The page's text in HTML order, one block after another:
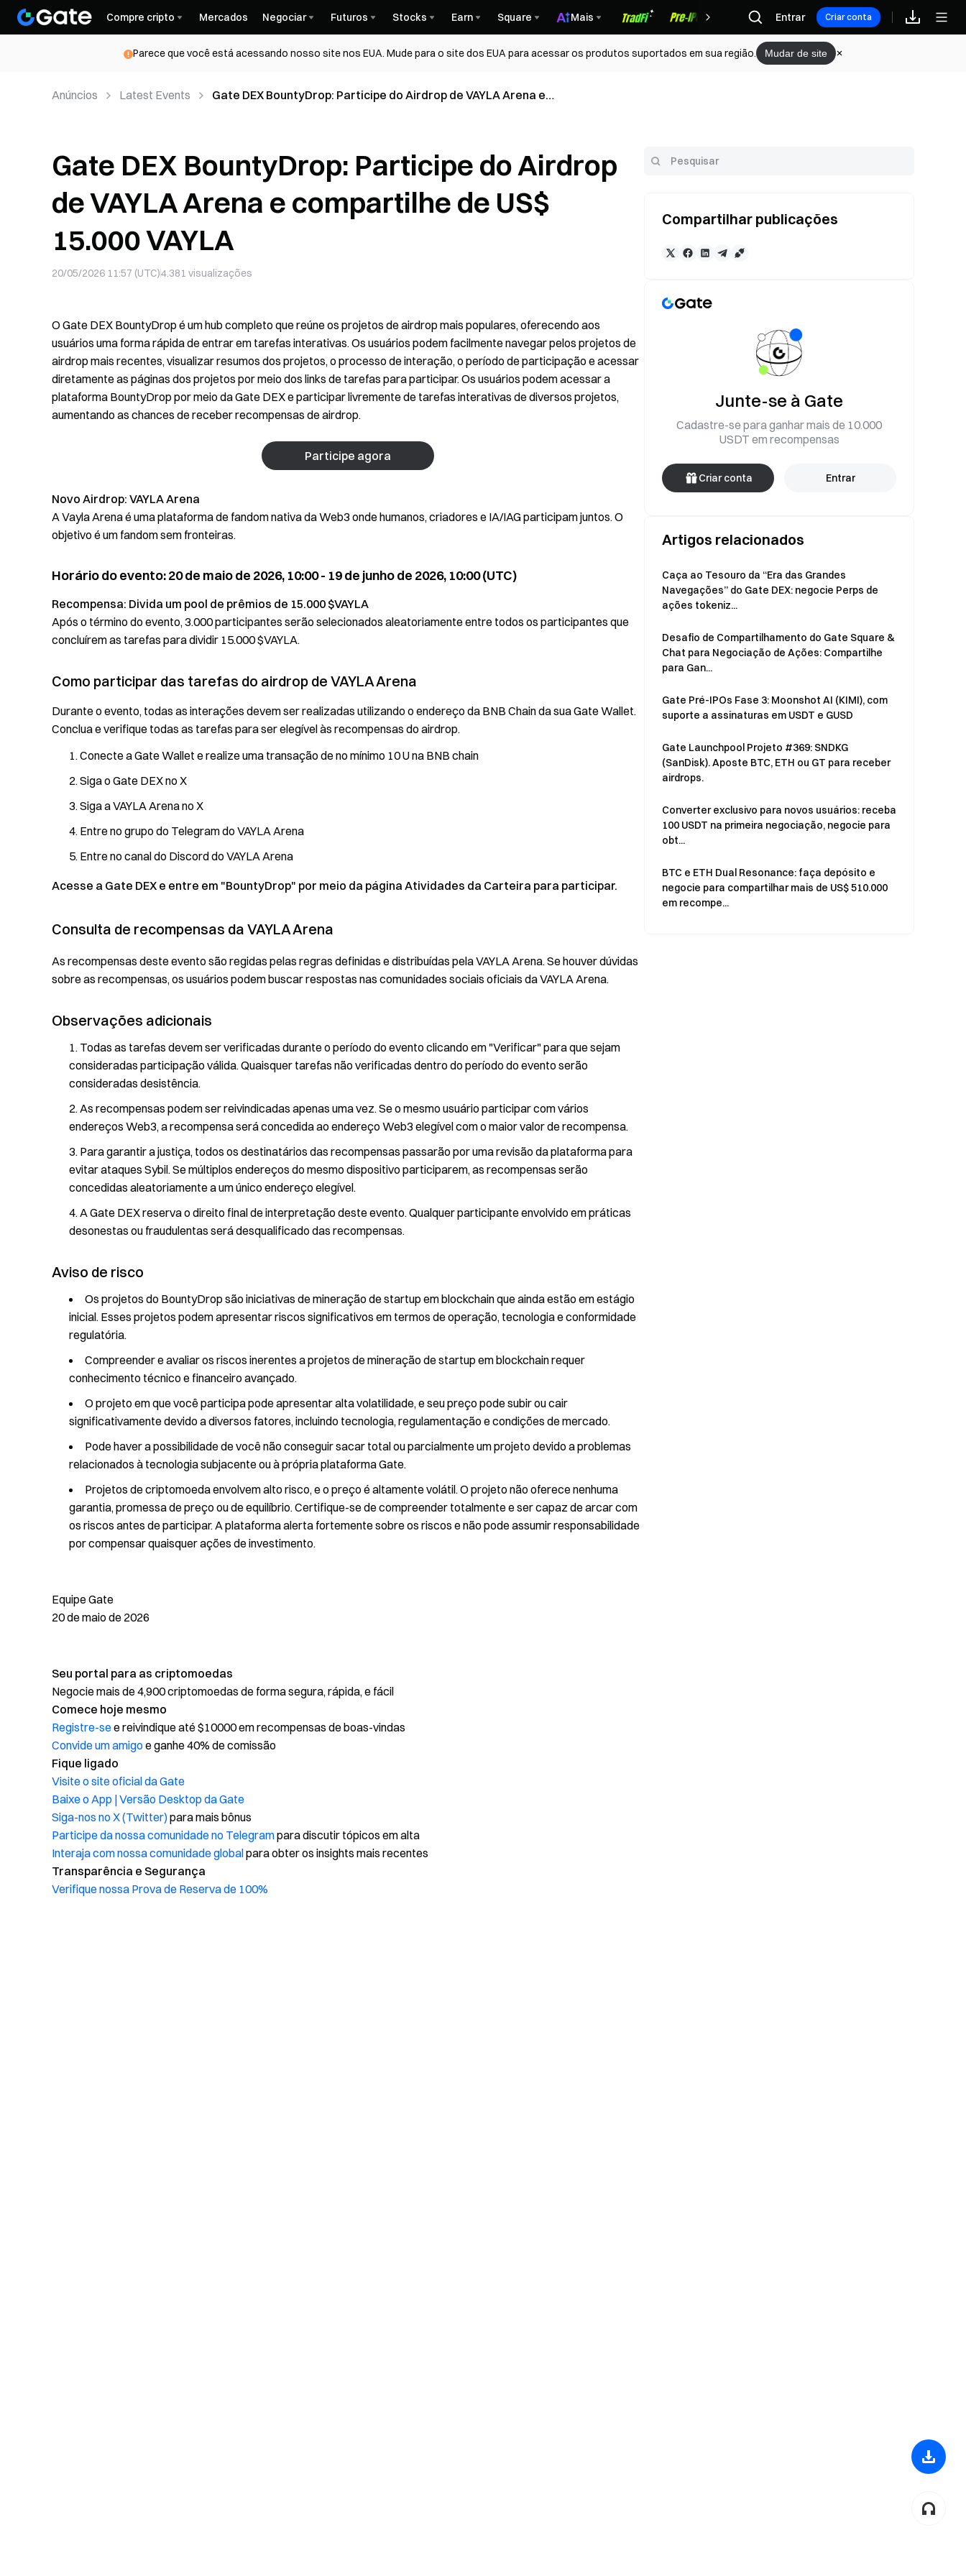
Compre cripto Mercados Negociar Futuros Stocks Earn Square Mais Recompensas
Entrar Criar conta
Parece que você está acessando nosso site nos EUA. Mude para o site dos EUA para acessar os produtos suportados em sua região. Mudar de site
Anúncios Latest Events
Gate DEX BountyDrop: Participe do Airdrop de VAYLA Arena e
Gate DEX BountyDrop: Participe do Airdrop
de VAYLA Arena e compartilhe de US$
15.000 VAYLA
20/05/2026 11:57 (UTC)4.381 visualizações
O Gate DEX BountyDrop é um hub completo que reúne os projetos de airdrop mais populares, oferecendo aos
usuários uma forma rápida de entrar em tarefas interativas. Os usuários podem facilmente navegar pelos projetos de
airdrop mais recentes, visualizar resumos dos projetos, o processo de interação, o período de participação e acessar
diretamente as páginas dos projetos por meio dos links de tarefas para participar. Os usuários podem acessar a
plataforma BountyDrop por meio da Gate DEX e participar livremente de tarefas interativas de diversos projetos,
aumentando as chances de receber recompensas de airdrop.
Participe agora
Novo Airdrop: VAYLA Arena
A Vayla Arena é uma plataforma de fandom nativa da Web3 onde humanos, criadores e IA/IAG participam juntos. O
objetivo é um fandom sem fronteiras.
Horário do evento: 20 de maio de 2026, 10:00 - 19 de junho de 2026, 10:00 (UTC)
Recompensa: Divida um pool de prêmios de 15.000 $VAYLA
Após o término do evento, 3.000 participantes serão selecionados aleatoriamente entre todos os participantes que
concluírem as tarefas para dividir 15.000 $VAYLA.
Como participar das tarefas do airdrop de VAYLA Arena
Durante o evento, todas as interações devem ser realizadas utilizando o endereço da BNB Chain da sua Gate Wallet.
Conclua e verifique todas as tarefas para ser elegível às recompensas do airdrop.
Conecte a Gate Wallet e realize uma transação de no mínimo 10 U na BNB chain
Siga o Gate DEX no X
Siga a VAYLA Arena no X
Entre no grupo do Telegram do VAYLA Arena
Entre no canal do Discord do VAYLA Arena
Acesse a Gate DEX e entre em "BountyDrop" por meio da página Atividades da Carteira para participar.
Consulta de recompensas da VAYLA Arena
As recompensas deste evento são regidas pelas regras definidas e distribuídas pela VAYLA Arena. Se houver dúvidas
sobre as recompensas, os usuários podem buscar respostas nas comunidades sociais oficiais da VAYLA Arena.
Observações adicionais
Todas as tarefas devem ser verificadas durante o período do evento clicando em "Verificar" para que sejam
consideradas participação válida. Quaisquer tarefas não verificadas dentro do período do evento serão
consideradas desistência.
As recompensas podem ser reivindicadas apenas uma vez. Se o mesmo usuário participar com vários
endereços Web3, a recompensa será concedida ao endereço Web3 elegível com o maior valor de recompensa.
Para garantir a justiça, todos os destinatários das recompensas passarão por uma revisão da plataforma para
evitar ataques Sybil. Se múltiplos endereços do mesmo dispositivo participarem, as recompensas serão
concedidas aleatoriamente a um único endereço elegível.
A Gate DEX reserva o direito final de interpretação deste evento. Qualquer participante envolvido em práticas
desonestas ou fraudulentas será desqualificado das recompensas.
Aviso de risco
Os projetos do BountyDrop são iniciativas de mineração de startup em blockchain que ainda estão em estágio
inicial. Esses projetos podem apresentar riscos significativos em termos de operação, tecnologia e conformidade
regulatória.
Compreender e avaliar os riscos inerentes a projetos de mineração de startup em blockchain requer
conhecimento técnico e financeiro avançado.
O projeto em que você participa pode apresentar alta volatilidade, e seu preço pode subir ou cair
significativamente devido a diversos fatores, incluindo tecnologia, regulamentação e condições de mercado.
Pode haver a possibilidade de você não conseguir sacar total ou parcialmente um projeto devido a problemas
relacionados à tecnologia subjacente ou à própria plataforma Gate.
Projetos de criptomoeda envolvem alto risco, e o preço é altamente volátil. O projeto não oferece nenhuma
garantia, promessa de preço ou de equilíbrio. Certifique-se de compreender totalmente e ser capaz de arcar com
os riscos antes de participar. A plataforma alerta fortemente sobre os riscos e não pode assumir responsabilidade
por compensar quaisquer ações de investimento.
Equipe Gate
20 de maio de 2026
Seu portal para as criptomoedas
Negocie mais de 4,900 criptomoedas de forma segura, rápida, e fácil
Comece hoje mesmo
Registre-see reivindique até $10000 em recompensas de boas-vindas
Convide um amigo e ganhe 40% de comissão
Fique ligado
Visite o site oficial da Gate
Baixe o App | Versão Desktop da Gate
Siga-nos no X (Twitter)para mais bônus
Participe da nossa comunidade no Telegrampara discutir tópicos em alta
Interaja com nossa comunidade globalpara obter os insights mais recentes
Transparência e Segurança
Verifique nossa Prova de Reserva de 100%
Compartilhar publicações
Junte-se à Gate
Cadastre-se para ganhar mais de 10.000
USDT em recompensas
Criar conta Entrar
Artigos relacionados
Caça ao Tesouro da “Era das Grandes
Navegações” do Gate DEX: negocie Perps de
ações tokeniz...
Desafio de Compartilhamento do Gate Square &
Chat para Negociação de Ações: Compartilhe
para Gan...
Gate Pré-IPOs Fase 3: Moonshot AI (KIMI), com
suporte a assinaturas em USDT e GUSD
Gate Launchpool Projeto #369: SNDKG
(SanDisk). Aposte BTC, ETH ou GT para receber
airdrops.
Converter exclusivo para novos usuários: receba
100 USDT na primeira negociação, negocie para
obt...
BTC e ETH Dual Resonance: faça depósito e
negocie para compartilhar mais de US$ 510.000
em recompe...